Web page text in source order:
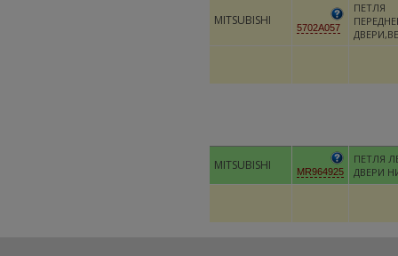
MITSUBISHI 5702A057
ПЕТЛЯ
MITSUBISHI MR964925
ПЕТЛЯ
ДВЕРИ